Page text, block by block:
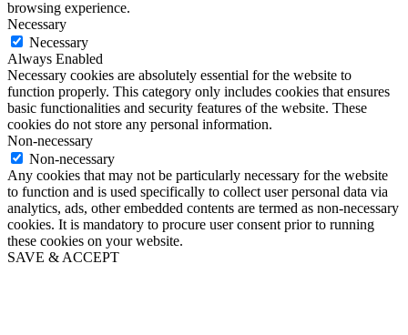
browsing experience.
Necessary
Necessary
Always Enabled
Necessary cookies are absolutely essential for the website to
function properly. This category only includes cookies that ensures
basic functionalities and security features of the website. These
cookies do not store any personal information.
Non-necessary
Non-necessary
Any cookies that may not be particularly necessary for the website
to function and is used specifically to collect user personal data via
analytics, ads, other embedded contents are termed as non-necessary
cookies. It is mandatory to procure user consent prior to running
these cookies on your website.
SAVE & ACCEPT